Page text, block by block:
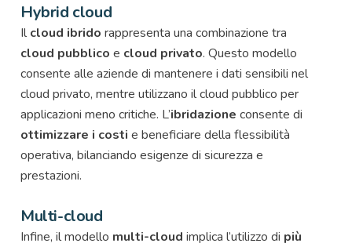
Hybrid cloud
Ilcloud ibrido rappresenta una combinazione tra
cloud pubblico e cloud privato. Questo modello
consente alle aziende di mantenere i dati sensibili nel
cloud privato, mentre utilizzano il cloud pubblico per
applicazioni meno critiche. L’ibridazione consente di
ottimizzare i costi e beneficiare della flessibilità
operativa, bilanciando esigenze di sicurezza e
prestazioni.
Multi-cloud
Infine, il modello multi-cloud implica l’utilizzo di più